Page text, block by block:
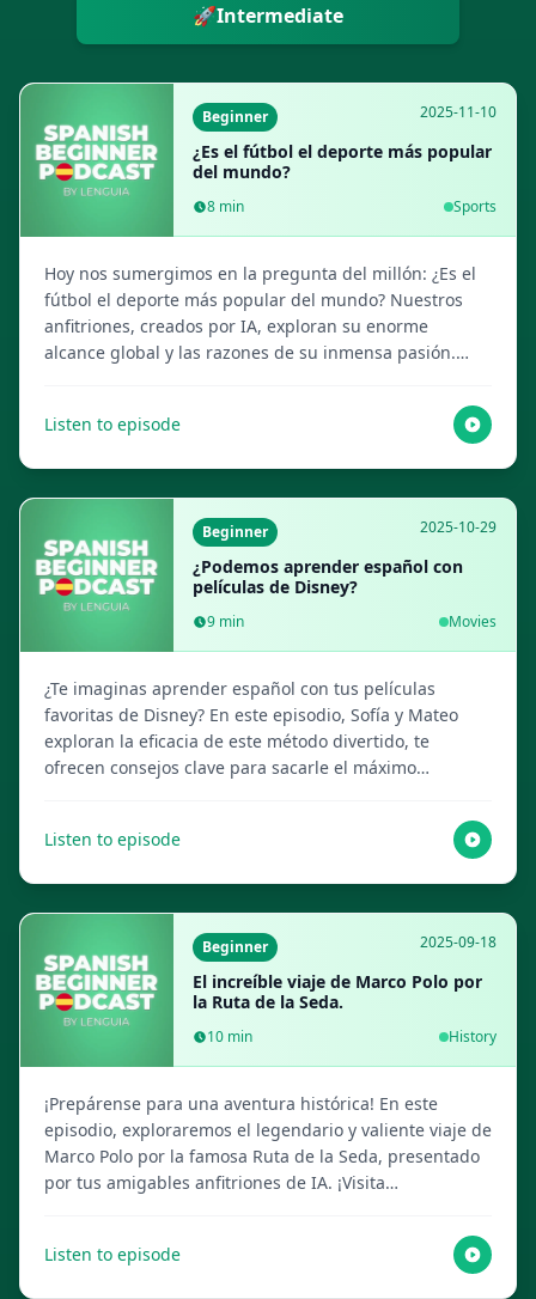
🚀Intermediate
Beginner 2025-11-10
¿Es el fútbol el deporte más popular
del mundo?
8 min Sports
Hoy nos sumergimos en la pregunta del millón: ¿Es el
fútbol el deporte más popular del mundo? Nuestros
anfitriones, creados por IA, exploran su enorme
alcance global y las razones de su inmensa pasión.
aprendizaje de idiomas.
Listen to episode
Beginner 2025-10-29
¿Podemos aprender español con
películas de Disney?
9 min Movies
¿Te imaginas aprender español con tus películas
favoritas de Disney? En este episodio, Sofía y Mateo
exploran la eficacia de este método divertido, te
ofrecen consejos clave para sacarle el máximo
presentado por tus amigables anfitriones de IA. ¡Visita
Lenguia.com para obtener la transcripción completa,
Listen to episode
Beginner 2025-09-18
El increíble viaje de Marco Polo por
la Ruta de la Seda.
10 min History
¡Prepárense para una aventura histórica! En este
episodio, exploraremos el legendario y valiente viaje de
Marco Polo por la famosa Ruta de la Seda, presentado
por tus amigables anfitriones de IA. ¡Visita
flashcards multimedia y más recursos para aprender
idiomas!
Listen to episode